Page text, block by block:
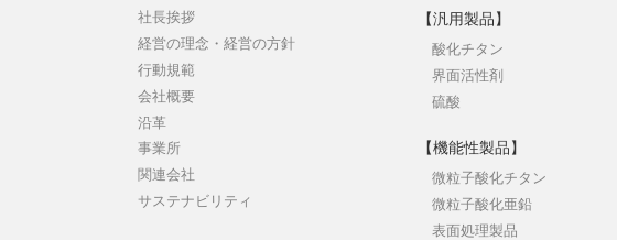
社長挨拶
経営の理念・経営の方針
行動規範
会社概要
沿革
事業所
関連会社
サステナビリティ
【汎用製品】
酸化チタン
界面活性剤
硫酸
【機能性製品】
微粒子酸化チタン
微粒子酸化亜鉛
表面処理製品